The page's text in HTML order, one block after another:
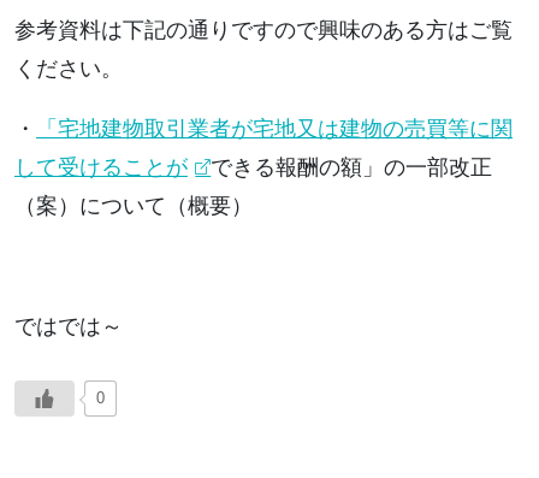
参考資料は下記の通りですので興味のある方はご覧
ください。
・
「宅地建物取引業者が宅地又は建物の売買等に関
して受けることが
できる報酬の額」の一部改正
（案）について（概要）
ではでは～
0